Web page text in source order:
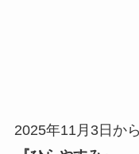
2025年11月3日か